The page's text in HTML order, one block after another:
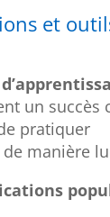
et
un succès
pratiquer
manière